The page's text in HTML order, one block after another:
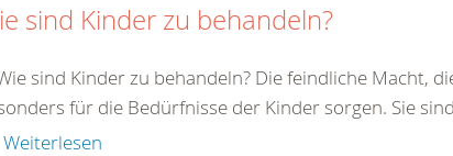
sind Kinder zu behandeln?
sind Kinder zu behandeln? Die feindliche Macht,
für die Bedürfnisse der Kinder sorgen. Sie
Weiterlesen